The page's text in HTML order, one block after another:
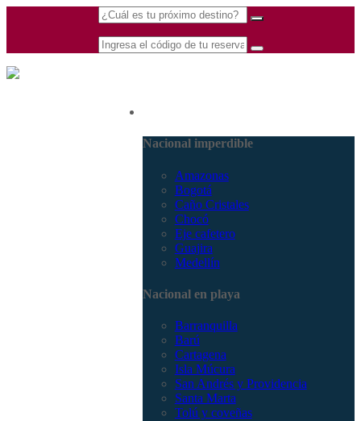
Nacional imperdible
Amazonas
Bogotá
Caño Cristales
Chocó
Eje cafetero
Guajira
Medellín
Nacional en playa
Barranquilla
Barú
Cartagena
Isla Múcura
San Andrés y Providencia
Santa Marta
Tolú y coveñas